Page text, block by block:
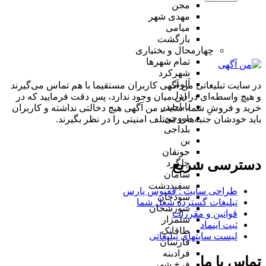
مجن
مهدی شهر
میامی
بازگشت
چهارمحال و بختیاری
تمام شهر‌ها
شهرکرد
آلونی
اردل
باباحیدر
بروجن
بلداجی
بن
جونقان
چلگرد
سامان
سفیددشت
سودجان
سورشجان
شلمزار
طاقانک
فارسان
فرادبنه
در سایت تبلیغاتی من آگهی کاربران مستقیما با هم تماس می‌گیرند
و هیچ واسطه‌ای در این میان وجود ندارد، پس دقت فرمایید که در
خرید و فروشِ شما، سایت من آگهی هیچ دخالتی نداشته و کاربران
باید خودشان جنبه‌های مختلف امنیتی را در نظر بگیرند.
دسترسی سریع
طراحی سایت :‌ ققنوس پارس
تبلیغات گسترده شغل شما
قوانین و مقررات
ثبت اینماد
لیست سایتهای تبلیغاتی
تماس با ما